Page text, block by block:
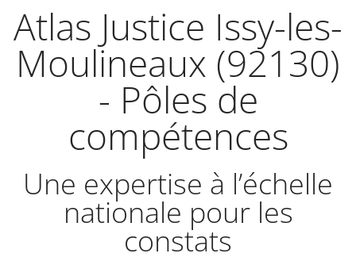
Atlas Justice Issy-les-
Moulineaux (92130)
- Pôles de
compétences
Une expertise à l’échelle
nationale pour les
constats